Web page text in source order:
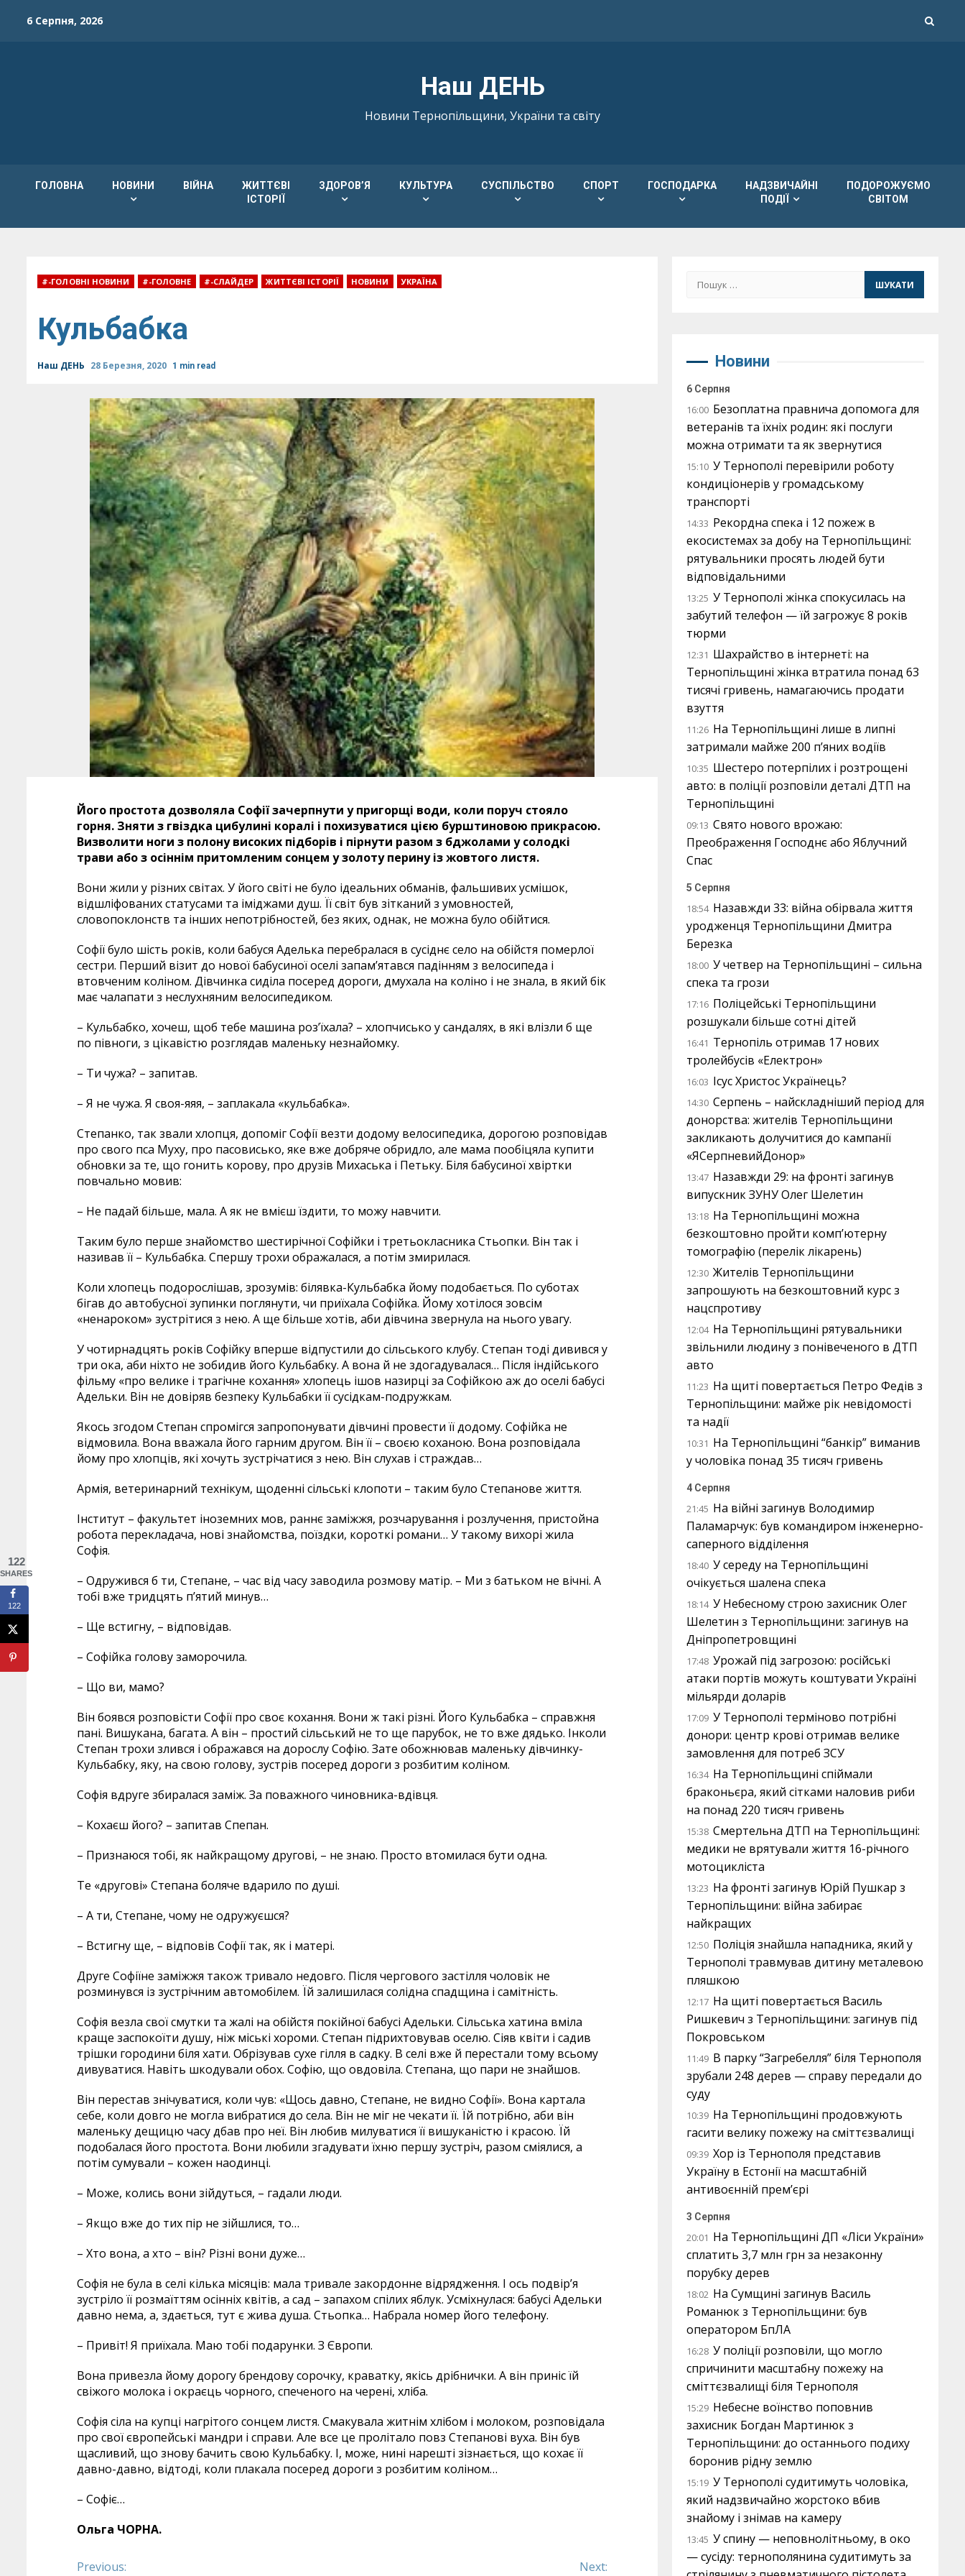
6 Серпня, 2026
Наш ДЕНЬ
Новини Тернопільщини, України та світу
ГОЛОВНА НОВИНИ ВІЙНА
ЖИТТЄВІ
ІСТОРІЇ
ЗДОРОВ’Я КУЛЬТУРА СУСПІЛЬСТВО СПОРТ ГОСПОДАРКА
НАДЗВИЧАЙНІ
ПОДІЇ
ПОДОРОЖУЄМО
СВІТОМ
#-ГОЛОВНІ НОВИНИ #-ГОЛОВНЕ #-СЛАЙДЕР ЖИТТЄВІ ІСТОРІЇ НОВИНИ УКРАЇНА
Кульбабка
Наш ДЕНЬ 28 Березня, 2020 1 min read
Його простота дозволяла Софії зачерпнути у пригорщі води, коли поруч стояло
горня. Зняти з гвіздка цибулині коралі і похизуватися цією бурштиновою прикрасою.
Визволити ноги з полону високих підборів і пірнути разом з бджолами у солодкі
трави або з осіннім притомленим сонцем у золоту перину із жовтого листя.
Вони жили у різних світах. У його світі не було ідеальних обманів, фальшивих усмішок,
відшліфованих статусами та іміджами душ. Її світ був зітканий з умовностей,
словопоклонств та інших непотрібностей, без яких, однак, не можна було обійтися.
Софії було шість років, коли бабуся Аделька перебралася в сусіднє село на обійстя померлої
сестри. Перший візит до нової бабусиної оселі запам’ятався падінням з велосипеда і
втовченим коліном. Дівчинка сиділа посеред дороги, дмухала на коліно і не знала, в який бік
має чалапати з неслухняним велосипедиком.
– Кульбабко, хочеш, щоб тебе машина роз’їхала? – хлопчисько у сандалях, в які влізли б ще
по півноги, з цікавістю розглядав маленьку незнайомку.
– Ти чужа? – запитав.
– Я не чужа. Я своя-яяя, – заплакала «кульбабка».
Степанко, так звали хлопця, допоміг Софії везти додому велосипедика, дорогою розповідав
про свого пса Муху, про пасовисько, яке вже добряче обридло, але мама пообіцяла купити
обновки за те, що гонить корову, про друзів Михаська і Петьку. Біля бабусиної хвіртки
повчально мовив:
– Не падай більше, мала. А як не вмієш їздити, то можу навчити.
Таким було перше знайомство шестирічної Софійки і третьокласника Стьопки. Він так і
називав її – Кульбабка. Спершу трохи ображалася, а потім змирилася.
Коли хлопець подорослішав, зрозумів: білявка-Кульбабка йому подобається. По суботах
бігав до автобусної зупинки поглянути, чи приїхала Софійка. Йому хотілося зовсім
«ненароком» зустрітися з нею. А ще більше хотів, аби дівчина звернула на нього увагу.
У чотирнадцять років Софійку вперше відпустили до сільського клубу. Степан тоді дивився у
три ока, аби ніхто не зобидив його Кульбабку. А вона й не здогадувалася… Після індійського
фільму «про велике і трагічне кохання» хлопець ішов назирці за Софійкою аж до оселі бабусі
Адельки. Він не довіряв безпеку Кульбабки її сусідкам-подружкам.
Якось згодом Степан спромігся запропонувати дівчині провести її додому. Софійка не
відмовила. Вона вважала його гарним другом. Він її – своєю коханою. Вона розповідала
йому про хлопців, які хочуть зустрічатися з нею. Він слухав і страждав…
Армія, ветеринарний технікум, щоденні сільські клопоти – таким було Степанове життя.
Інститут – факультет іноземних мов, раннє заміжжя, розчарування і розлучення, пристойна
робота перекладача, нові знайомства, поїздки, короткі романи… У такому вихорі жила
Софія.
– Одружився б ти, Степане, – час від часу заводила розмову матір. – Ми з батьком не вічні. А
тобі вже тридцять п’ятий минув…
– Ще встигну, – відповідав.
– Софійка голову заморочила.
– Що ви, мамо?
Він боявся розповісти Софії про своє кохання. Вони ж такі різні. Його Кульбабка – справжня
пані. Вишукана, багата. А він – простий сільський не то ще парубок, не то вже дядько. Інколи
Степан трохи злився і ображався на дорослу Софію. Зате обожнював маленьку дівчинку-
Кульбабку, яку, на свою голову, зустрів посеред дороги з розбитим коліном.
Софія вдруге збиралася заміж. За поважного чиновника-вдівця.
– Кохаєш його? – запитав Спепан.
– Признаюся тобі, як найкращому другові, – не знаю. Просто втомилася бути одна.
Те «другові» Степана боляче вдарило по душі.
– А ти, Степане, чому не одружуєшся?
– Встигну ще, – відповів Софії так, як і матері.
Друге Софіїне заміжжя також тривало недовго. Після чергового застілля чоловік не
розминувся із зустрічним автомобілем. Їй залишилася солідна спадщина і самітність.
Софія везла свої смутки та жалі на обійстя покійної бабусі Адельки. Сільська хатина вміла
краще заспокоїти душу, ніж міські хороми. Степан підрихтовував оселю. Сіяв квіти і садив
трішки городини біля хати. Обрізував сухе гілля в садку. В селі вже й перестали тому всьому
дивуватися. Навіть шкодували обох. Софію, що овдовіла. Степана, що пари не знайшов.
Він перестав знічуватися, коли чув: «Щось давно, Степане, не видно Софії». Вона картала
себе, коли довго не могла вибратися до села. Він не міг не чекати її. Їй потрібно, аби він
маленьку дещицю часу дбав про неї. Він любив милуватися її вишуканістю і красою. Їй
подобалася його простота. Вони любили згадувати їхню першу зустріч, разом сміялися, а
потім сумували – кожен наодинці.
– Може, колись вони зійдуться, – гадали люди.
– Якщо вже до тих пір не зійшлися, то…
– Хто вона, а хто – він? Різні вони дуже…
Софія не була в селі кілька місяців: мала тривале закордонне відрядження. І ось подвір’я
зустріло її розмаїттям осінніх квітів, а сад – запахом спілих яблук. Усміхнулася: бабусі Адельки
давно нема, а, здається, тут є жива душа. Стьопка… Набрала номер його телефону.
– Привіт! Я приїхала. Маю тобі подарунки. З Європи.
Вона привезла йому дорогу брендову сорочку, краватку, якісь дрібнички. А він приніс їй
свіжого молока і окраєць чорного, спеченого на черені, хліба.
Софія сіла на купці нагрітого сонцем листя. Смакувала житнім хлібом і молоком, розповідала
про свої європейські мандри і справи. Але все це пролітало повз Степанові вуха. Він був
щасливий, що знову бачить свою Кульбабку. І, може, нині нарешті зізнається, що кохає її
давно-давно, відтоді, коли плакала посеред дороги з розбитим коліном…
– Софіє…
Ольга ЧОРНА.
Previous:
Next:
Пошук:
Новини
6 Серпня
16:00 Безоплатна правнича допомога для
ветеранів та їхніх родин: які послуги
можна отримати та як звернутися
15:10 У Тернополі перевірили роботу
кондиціонерів у громадському
транспорті
14:33 Рекордна спека і 12 пожеж в
екосистемах за добу на Тернопільщині:
рятувальники просять людей бути
відповідальними
13:25 У Тернополі жінка спокусилась на
забутий телефон — їй загрожує 8 років
тюрми
12:31 Шахрайство в інтернеті: на
Тернопільщині жінка втратила понад 63
тисячі гривень, намагаючись продати
взуття
11:26 На Тернопільщині лише в липні
затримали майже 200 п’яних водіїв
10:35 Шестеро потерпілих і розтрощені
авто: в поліції розповіли деталі ДТП на
Тернопільщині
09:13 Свято нового врожаю:
Преображення Господнє або Яблучний
Спас
5 Серпня
18:54 Назавжди 33: війна обірвала життя
уродженця Тернопільщини Дмитра
Березка
18:00 У четвер на Тернопільщині – сильна
спека та грози
17:16 Поліцейські Тернопільщини
розшукали більше сотні дітей
16:41 Тернопіль отримав 17 нових
тролейбусів «Електрон»
16:03 Ісус Христос Українець?
14:30 Серпень – найскладніший період для
донорства: жителів Тернопільщини
закликають долучитися до кампанії
«ЯСерпневийДонор»
13:47 Назавжди 29: на фронті загинув
випускник ЗУНУ Олег Шелетин
13:18 На Тернопільщині можна
безкоштовно пройти комп’ютерну
томографію (перелік лікарень)
12:30 Жителів Тернопільщини
запрошують на безкоштовний курс з
нацспротиву
12:04 На Тернопільщині рятувальники
звільнили людину з понівеченого в ДТП
авто
11:23 На щиті повертається Петро Федів з
Тернопільщини: майже рік невідомості
та надії
10:31 На Тернопільщині “банкір” виманив
у чоловіка понад 35 тисяч гривень
4 Серпня
21:45 На війні загинув Володимир
Паламарчук: був командиром інженерно-
саперного відділення
18:40 У середу на Тернопільщині
очікується шалена спека
18:14 У Небесному строю захисник Олег
Шелетин з Тернопільщини: загинув на
Дніпропетровщині
17:48 Урожай під загрозою: російські
атаки портів можуть коштувати Україні
мільярди доларів
17:09 У Тернополі терміново потрібні
донори: центр крові отримав велике
замовлення для потреб ЗСУ
16:34 На Тернопільщині спіймали
браконьєра, який сітками наловив риби
на понад 220 тисяч гривень
15:38 Смертельна ДТП на Тернопільщині:
медики не врятували життя 16-річного
мотоцикліста
13:23 На фронті загинув Юрій Пушкар з
Тернопільщини: війна забирає
найкращих
12:50 Поліція знайшла нападника, який у
Тернополі травмував дитину металевою
пляшкою
12:17 На щиті повертається Василь
Ришкевич з Тернопільщини: загинув під
Покровськом
11:49 В парку “Загребелля” біля Тернополя
зрубали 248 дерев — справу передали до
суду
10:39 На Тернопільщині продовжують
гасити велику пожежу на сміттєзвалищі
09:39 Хор із Тернополя представив
Україну в Естонії на масштабній
антивоєнній прем’єрі
3 Серпня
20:01 На Тернопільщині ДП «Ліси України»
сплатить 3,7 млн грн за незаконну
порубку дерев
18:02 На Сумщині загинув Василь
Романюк з Тернопільщини: був
оператором БпЛА
16:28 У поліції розповіли, що могло
спричинити масштабну пожежу на
сміттєзвалищі біля Тернополя
15:29 Небесне воїнство поповнив
захисник Богдан Мартинюк з
Тернопільщини: до останнього подиху
боронив рідну землю
15:19 У Тернополі судитимуть чоловіка,
який надзвичайно жорстоко вбив
знайому і знімав на камеру
13:45 У спину — неповнолітньому, в око
— сусіду: тернополянина судитимуть за
122
SHARES
122